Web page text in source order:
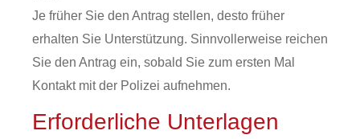
Je früher Sie den Antrag stellen, desto früher
erhalten Sie Unterstützung. Sinnvollerweise reichen
Sie den Antrag ein, sobald Sie zum ersten Mal
Kontakt mit der Polizei aufnehmen.
Erforderliche Unterlagen